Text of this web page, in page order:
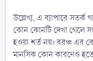
উল্লেখ্য, এ ব্যাপারে
কোন কোনটি দেখা গেলে
হওয়া শর্ত নয়। বরঞ্চ এর
মানসিক কোন কারণেও